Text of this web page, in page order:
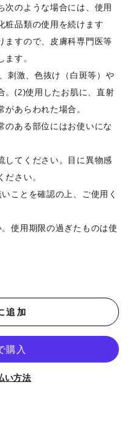
次のような場合には、使用
粧品類の使用を続けます
ますので、皮膚科専門医等
す。
刺激、色抜け（白斑等）や
。(2)使用したお肌に、直射
あらわれた場合。
のある部位にはお使いにな
してください。目に異物感
さい。
ことを確認の上、ご使用く
使用期限の過ぎたものは使
追加
い方法